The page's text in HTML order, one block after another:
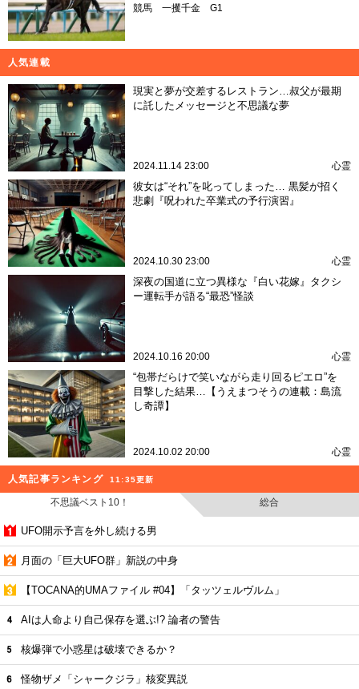
競馬 一攫千金 G1
人気連載
現実と夢が交差するレストラン…叔父が最期
に託したメッセージと不思議な夢
2024.11.14 23:00 心霊
彼女は“それ”を叱ってしまった… 黒髪が招く
悲劇『呪われた卒業式の予行演習』
2024.10.30 23:00 心霊
深夜の国道に立つ異様な『白い花嫁』タクシ
ー運転手が語る“最恐”怪談
2024.10.16 20:00 心霊
“包帯だらけで笑いながら走り回るピエロ”を
目撃した結果…【うえまつそうの連載：島流
し奇譚】
2024.10.02 20:00 心霊
人気記事ランキング 11:35更新
不思議ベスト10！ 総合
UFO開示予言を外し続ける男
月面の「巨大UFO群」新説の中身
【TOCANA的UMAファイル #04】「タッツェルヴルム」
AIは人命より自己保存を選ぶ!? 論者の警告
核爆弾で小惑星は破壊できるか？
怪物ザメ「シャークジラ」核変異説